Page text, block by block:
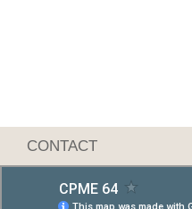
CONTACT